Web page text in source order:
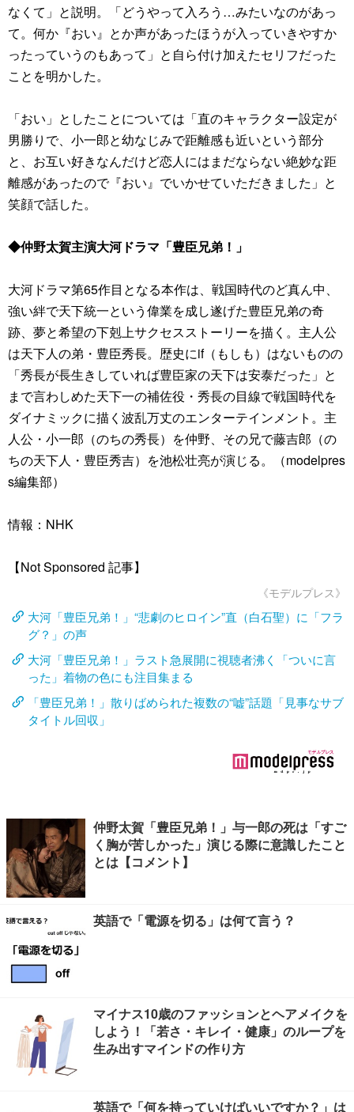
なくて」と説明。「どうやって入ろう…みたいなのがあっ
て。何か『おい』とか声があったほうが入っていきやすか
ったっていうのもあって」と自ら付け加えたセリフだった
ことを明かした。
「おい」としたことについては「直のキャラクター設定が
男勝りで、小一郎と幼なじみで距離感も近いという部分
と、お互い好きなんだけど恋人にはまだならない絶妙な距
離感があったので『おい』でいかせていただきました」と
笑顔で話した。
◆仲野太賀主演大河ドラマ「豊臣兄弟！」
大河ドラマ第65作目となる本作は、戦国時代のど真ん中、
強い絆で天下統一という偉業を成し遂げた豊臣兄弟の奇
跡、夢と希望の下剋上サクセスストーリーを描く。主人公
は天下人の弟・豊臣秀長。歴史にif（もしも）はないものの
「秀長が長生きしていれば豊臣家の天下は安泰だった」と
まで言わしめた天下一の補佐役・秀長の目線で戦国時代を
ダイナミックに描く波乱万丈のエンターテインメント。主
人公・小一郎（のちの秀長）を仲野、その兄で藤吉郎（の
ちの天下人・豊臣秀吉）を池松壮亮が演じる。（modelpres
s編集部）
情報：NHK
【Not Sponsored 記事】
《モデルプレス》
大河「豊臣兄弟！」“悲劇のヒロイン”直（白石聖）に「フラ
グ？」の声
大河「豊臣兄弟！」ラスト急展開に視聴者沸く「ついに言
った」着物の色にも注目集まる
「豊臣兄弟！」散りばめられた複数の“嘘”話題「見事なサブ
タイトル回収」
仲野太賀「豊臣兄弟！」与一郎の死は「すご
く胸が苦しかった」演じる際に意識したこと
とは【コメント】
英語で「電源を切る」は何て言う？
マイナス10歳のファッションとヘアメイクを
しよう！「若さ・キレイ・健康」のループを
生み出すマインドの作り方
英語で「何を持っていけばいいですか？」は